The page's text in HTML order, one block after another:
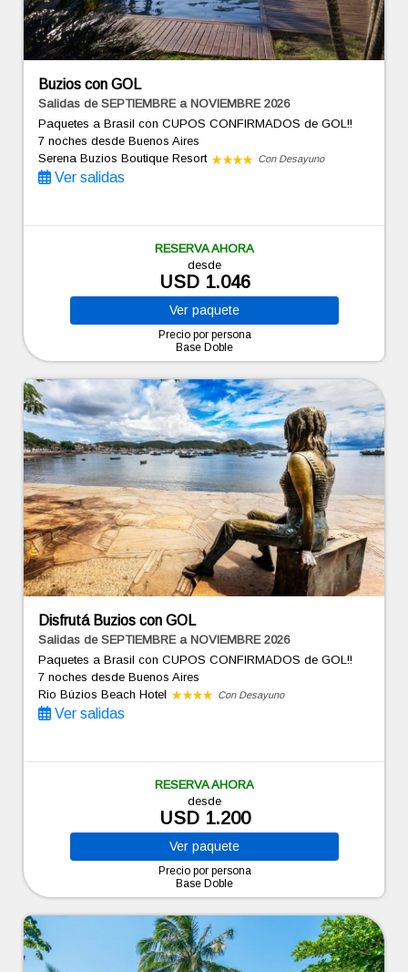
Buzios con GOL
Salidas de SEPTIEMBRE a NOVIEMBRE 2026
Paquetes a Brasil con CUPOS CONFIRMADOS de GOL!!
7 nochesdesde Buenos Aires
Serena Buzios Boutique Resort
Con Desayuno
Ver salidas
RESERVA AHORA
desde
USD 1.046
Ver paquete
Precio por persona
Base Doble
Disfrutá Buzios con GOL
Salidas de SEPTIEMBRE a NOVIEMBRE 2026
Paquetes a Brasil con CUPOS CONFIRMADOS de GOL!!
7 nochesdesde Buenos Aires
Rio Búzios Beach Hotel
Con Desayuno
Ver salidas
RESERVA AHORA
desde
USD 1.200
Ver paquete
Precio por persona
Base Doble